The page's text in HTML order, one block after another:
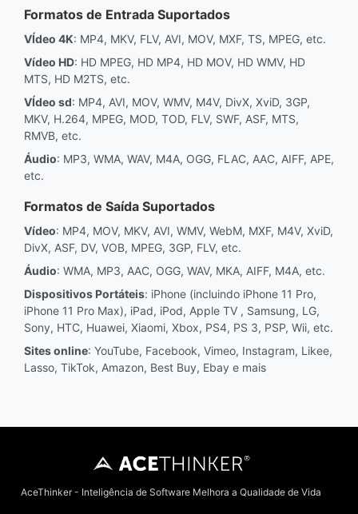
Formatos de Entrada Suportados
VÍdeo 4K: MP4, MKV, FLV, AVI, MOV, MXF, TS, MPEG, etc.
Vídeo HD: HD MPEG, HD MP4, HD MOV, HD WMV, HD
MTS, HD M2TS, etc.
VÍdeo sd: MP4, AVI, MOV, WMV, M4V, DivX, XviD, 3GP,
MKV, H.264, MPEG, MOD, TOD, FLV, SWF, ASF, MTS,
RMVB, etc.
Áudio: MP3, WMA, WAV, M4A, OGG, FLAC, AAC, AIFF, APE,
etc.
Formatos de Saída Suportados
Vídeo: MP4, MOV, MKV, AVI, WMV, WebM, MXF, M4V, XviD,
DivX, ASF, DV, VOB, MPEG, 3GP, FLV, etc.
Áudio: WMA, MP3, AAC, OGG, WAV, MKA, AIFF, M4A, etc.
Dispositivos Portáteis: iPhone (incluindo iPhone 11 Pro,
iPhone 11 Pro Max), iPad, iPod, Apple TV , Samsung, LG,
Sony, HTC, Huawei, Xiaomi, Xbox, PS4, PS 3, PSP, Wii, etc.
Sites online: YouTube, Facebook, Vimeo, Instagram, Likee,
Lasso, TikTok, Amazon, Best Buy, Ebay e mais
AceThinker - Inteligência de Software Melhora a Qualidade de Vida